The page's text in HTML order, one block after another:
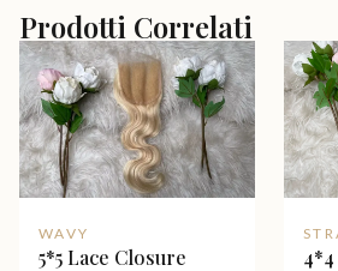
Prodotti Correlati
WAVY
5*5 Lace Closure